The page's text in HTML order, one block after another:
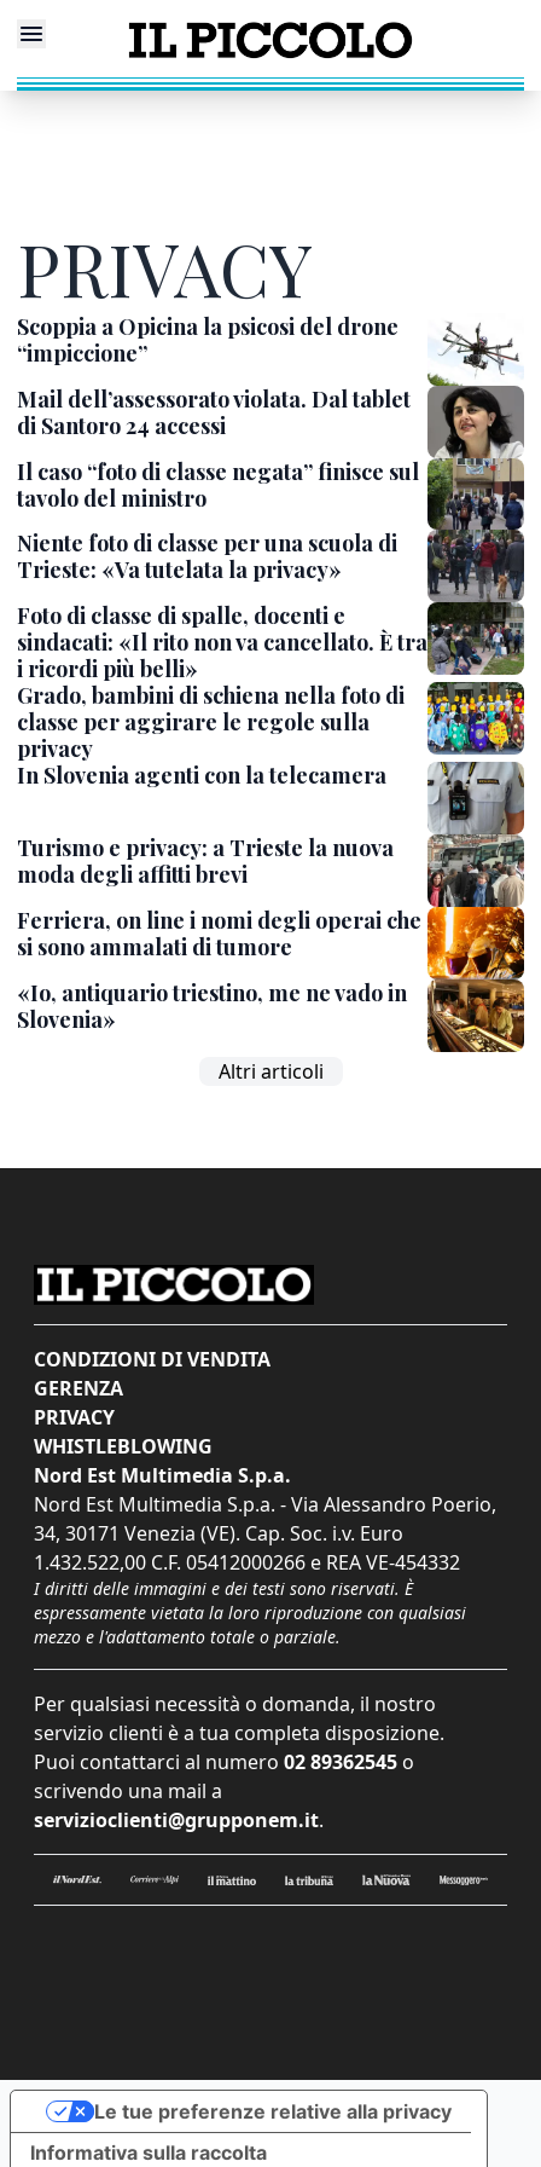
PRIVACY
Scoppia a Opicina la psicosi del drone
“impiccione”
Mail dell’assessorato violata. Dal tablet
di Santoro 24 accessi
Il caso “foto di classe negata” finisce sul
tavolo del ministro
Niente foto di classe per una scuola di
Trieste: «Va tutelata la privacy»
Foto di classe di spalle, docenti e
sindacati: «Il rito non va cancellato. È tra
i ricordi più belli»
Grado, bambini di schiena nella foto di
classe per aggirare le regole sulla
privacy
In Slovenia agenti con la telecamera
Turismo e privacy: a Trieste la nuova
moda degli affitti brevi
Ferriera, on line i nomi degli operai che
si sono ammalati di tumore
«Io, antiquario triestino, me ne vado in
Slovenia»
Altri articoli
CONDIZIONI DI VENDITA
GERENZA
PRIVACY
WHISTLEBLOWING
Nord Est Multimedia S.p.a.
Nord Est Multimedia S.p.a. - Via Alessandro Poerio,
34, 30171 Venezia (VE). Cap. Soc. i.v. Euro
1.432.522,00 C.F. 05412000266 e REA VE-454332
I diritti delle immagini e dei testi sono riservati. È
espressamente vietata la loro riproduzione con qualsiasi
mezzo e l'adattamento totale o parziale.
Per qualsiasi necessità o domanda, il nostro
servizio clienti è a tua completa disposizione.
Puoi contattarci al numero 02 89362545 o
scrivendo una mail a
servizioclienti@grupponem.it.
Informativa sulla raccolta
Le tue preferenze relative alla privacy